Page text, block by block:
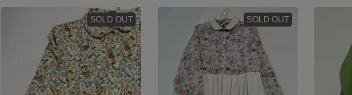
SOLD OUT SOLD OUT